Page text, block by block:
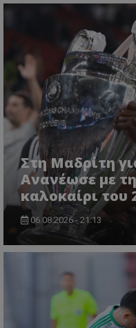
Στη Μαδρίτη
Ανανέωσε με
καλοκαίρι του
06.08.2026 - 21:13